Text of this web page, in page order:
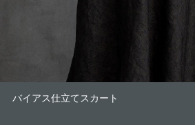
バイアス仕立てスカート